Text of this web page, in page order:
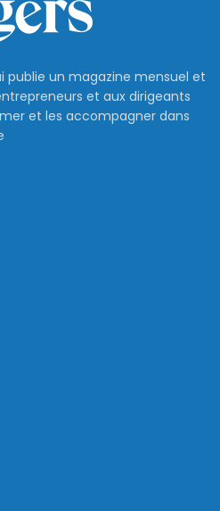
publie un magazine mensuel et
et aux dirigeants
et les accompagner dans